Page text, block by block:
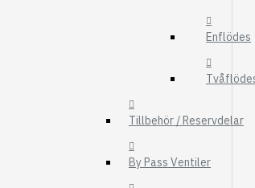
Enflödes
Tillbehör / Reservdelar
By Pass Ventiler